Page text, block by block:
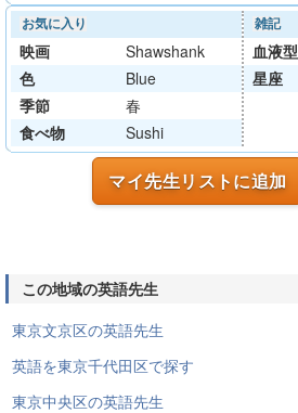
お気に入り
映画
Shawshank
色
Blue
季節
春
食べ物
Sushi
雑記
血液型
星座
マイ先生リストに追加
この地域の英語先生
東京文京区の英語先生
英語を東京千代田区で探す
東京中央区の英語先生